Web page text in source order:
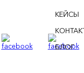
КЕЙСЫ
БЛОГ